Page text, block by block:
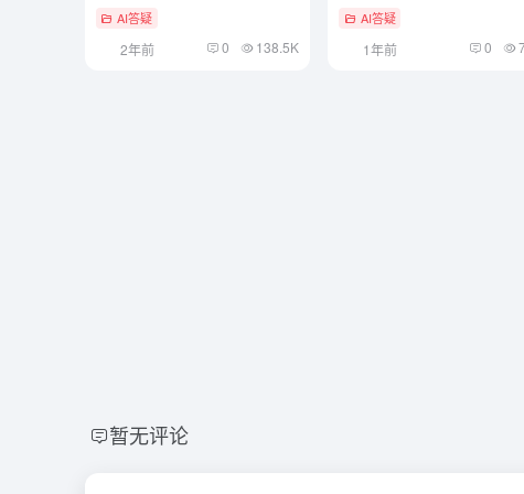
AI答疑
2年前 0 138.5K
AI答疑
1年前 0
暂无评论